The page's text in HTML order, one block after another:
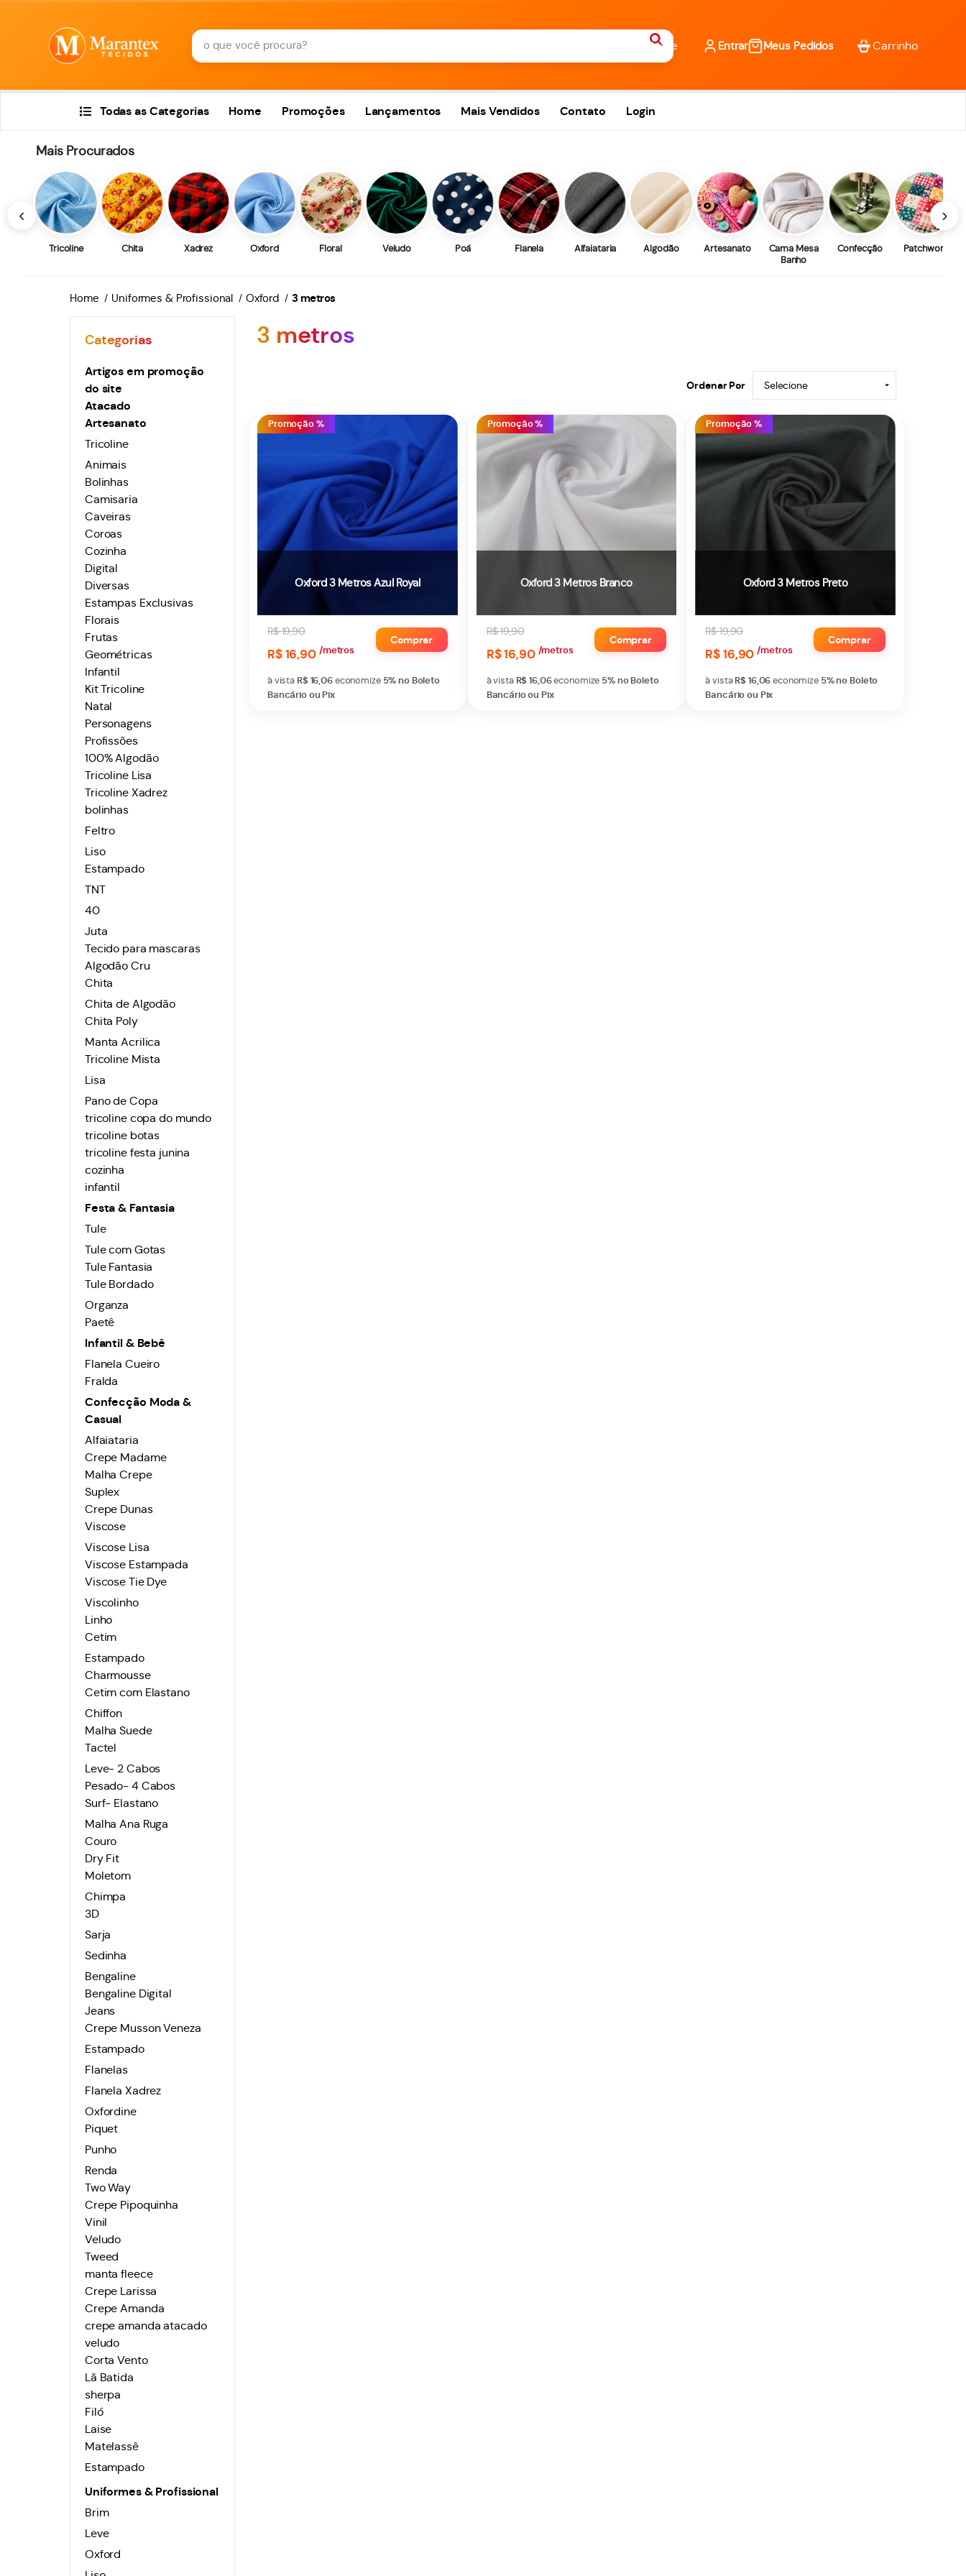
Entrar Meus Pedidos
Todas as Categorias Home Promoções Lançamentos Mais Vendidos Contato Login
‹
Mais Procurados
Tricoline Chita Xadrez Oxford Floral Veludo Poá Flanela Alfaiataria Algodão Artesanato
Cama Mesa
Banho
Confecção Patchwork
›
Home Uniformes & Profissional Oxford 3 metros
Artigos em promoção
do site
Atacado
Artesanato
Tricoline
Animais
Bolinhas
Camisaria
Caveiras
Coroas
Cozinha
Digital
Diversas
Estampas Exclusivas
Florais
Frutas
Geométricas
Infantil
Kit Tricoline
Natal
Personagens
Profissões
100% Algodão
Tricoline Lisa
Tricoline Xadrez
bolinhas
Feltro
Liso
Estampado
TNT
40
Juta
Tecido para mascaras
Algodão Cru
Chita
Chita de Algodão
Chita Poly
Manta Acrilica
Tricoline Mista
Lisa
Pano de Copa
tricoline copa do mundo
tricoline botas
tricoline festa junina
cozinha
infantil
Festa & Fantasia
Tule
Tule com Gotas
Tule Fantasia
Tule Bordado
Organza
Paetê
Infantil & Bebê
Flanela Cueiro
Fralda
Confecção Moda &
Casual
Alfaiataria
Crepe Madame
Malha Crepe
Suplex
Crepe Dunas
Viscose
Viscose Lisa
Viscose Estampada
Viscose Tie Dye
Viscolinho
Linho
Cetim
Estampado
Charmousse
Cetim com Elastano
Chiffon
Malha Suede
Tactel
Leve- 2 Cabos
Pesado- 4 Cabos
Surf- Elastano
Malha Ana Ruga
Couro
Dry Fit
Moletom
Chimpa
3D
Sarja
Sedinha
Bengaline
Bengaline Digital
Jeans
Crepe Musson Veneza
Estampado
Flanelas
Flanela Xadrez
Oxfordine
Piquet
Punho
Renda
Two Way
Crepe Pipoquinha
Vinil
Veludo
Tweed
manta fleece
Crepe Larissa
Crepe Amanda
crepe amanda atacado
veludo
Corta Vento
Lã Batida
sherpa
Filó
Laise
Matelassê
Estampado
Uniformes & Profissional
Brim
Leve
Oxford
3 metros
Ordenar Por Selecione
Promoção %
Oxford 3 Metros Azul Royal
R$ 19,90
R$ 16,90 /metros
Comprar
à vista R$ 16,06economize 5%no Boleto
Bancário ou Pix
Promoção %
Oxford 3 Metros Branco
R$ 19,90
R$ 16,90 /metros
Comprar
à vista R$ 16,06economize 5%no Boleto
Bancário ou Pix
Promoção %
Oxford 3 Metros Preto
R$ 19,90
R$ 16,90 /metros
Comprar
à vistaR$ 16,06economize 5%no Boleto
Bancário ou Pix